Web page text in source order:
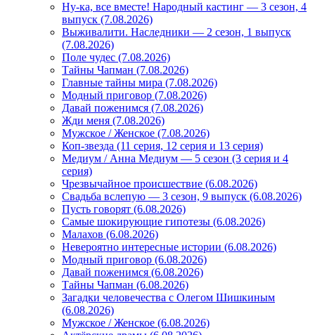
Ну-ка, все вместе! Народный кастинг — 3 сезон, 4
выпуск (7.08.2026)
Выживалити. Наследники — 2 сезон, 1 выпуск
(7.08.2026)
Поле чудес (7.08.2026)
Тайны Чапман (7.08.2026)
Главные тайны мира (7.08.2026)
Модный приговор (7.08.2026)
Давай поженимся (7.08.2026)
Жди меня (7.08.2026)
Мужское / Женское (7.08.2026)
Коп-звезда (11 серия, 12 серия и 13 серия)
Медиум / Анна Медиум — 5 сезон (3 серия и 4
серия)
Чрезвычайное происшествие (6.08.2026)
Свадьба вслепую — 3 сезон, 9 выпуск (6.08.2026)
Пусть говорят (6.08.2026)
Самые шокирующие гипотезы (6.08.2026)
Малахов (6.08.2026)
Невероятно интересные истории (6.08.2026)
Модный приговор (6.08.2026)
Давай поженимся (6.08.2026)
Тайны Чапман (6.08.2026)
Загадки человечества с Олегом Шишкиным
(6.08.2026)
Мужское / Женское (6.08.2026)